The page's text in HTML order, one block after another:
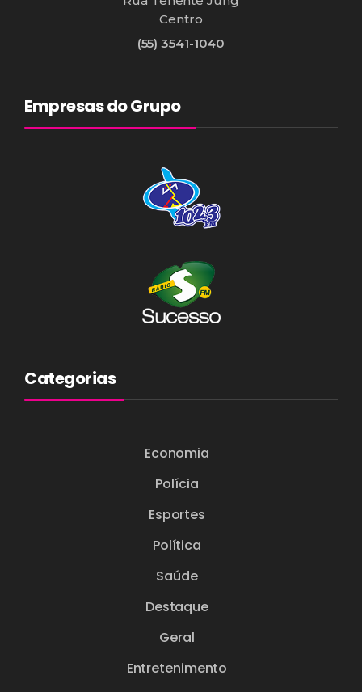
Centro
(55) 3541-1040
Empresas do Grupo
Categorias
Economia
Polícia
Esportes
Política
Saúde
Destaque
Geral
Entretenimento